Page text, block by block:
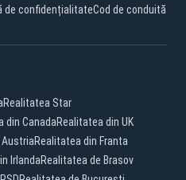
de confidențialitateCod de conduită
Realitatea Star
din CanadaRealitatea din UK
Realitatea din Franta
IrlandaRealitatea de Brasov